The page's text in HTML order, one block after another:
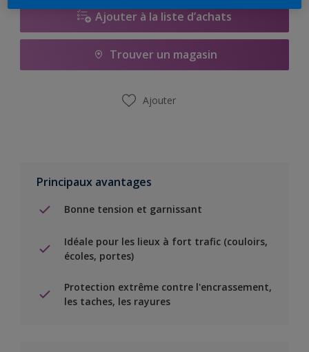
Ajouter à la liste d’achats
Trouver un magasin
Ajouter
Principaux avantages
Bonne tension et garnissant
Idéale pour les lieux à fort trafic (couloirs,
écoles, portes)
Protection extrême contre l'encrassement,
les taches, les rayures